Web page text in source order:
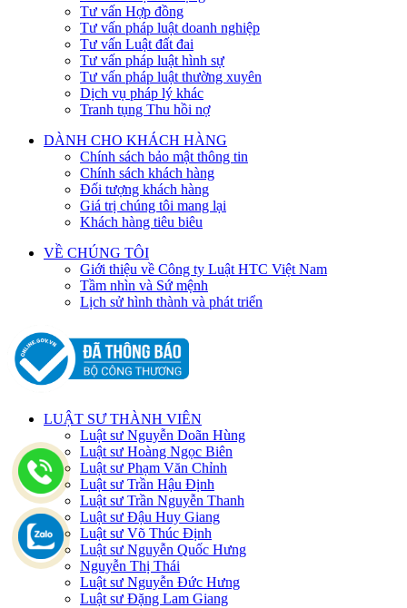
Tư vấn Hợp đồng
Tư vấn pháp luật doanh nghiệp
Tư vấn Luật đất đai
Tư vấn pháp luật hình sự
Tư vấn pháp luật thường xuyên
Dịch vụ pháp lý khác
Tranh tụng Thu hồi nợ
DÀNH CHO KHÁCH HÀNG
Chính sách bảo mật thông tin
Chính sách khách hàng
Đối tượng khách hàng
Giá trị chúng tôi mang lại
Khách hàng tiêu biêu
VỀ CHÚNG TÔI
Giới thiệu về Công ty Luật HTC Việt Nam
Tầm nhìn và Sứ mệnh
Lịch sử hình thành và phát triển
LUẬT SƯ THÀNH VIÊN
Luật sư Nguyễn Doãn Hùng
Luật sư Hoàng Ngọc Biên
Luật sư Phạm Văn Chỉnh
Luật sư Trần Hậu Định
Luật sư Trần Nguyễn Thanh
Luật sư Đậu Huy Giang
Luật sư Võ Thúc Định
Luật sư Nguyễn Quốc Hưng
Nguyễn Thị Thái
Luật sư Nguyễn Đức Hưng
Luật sư Đặng Lam Giang